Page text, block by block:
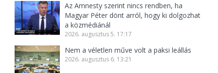
Az Amnesty szerint nincs rendben, ha
Magyar Péter dönt arról, hogy ki dolgozhat
a közmédiánál
2026. augusztus 5. 17:17
Nem a véletlen műve volt a paksi leállás
2026. augusztus 6. 13:21